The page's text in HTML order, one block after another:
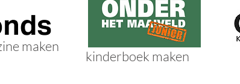
maken
kinderboek maken